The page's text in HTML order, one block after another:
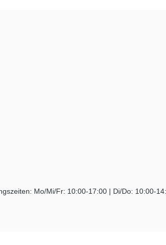
Mo/Mi/Fr: 10:00-17:00 | Di/Do: 10:00-